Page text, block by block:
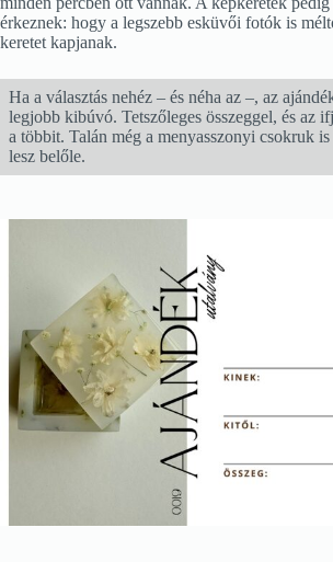
érkeznek: hogy a legszebb esküvői fotók is
keretet kapjanak.
Ha a választás nehéz – és néha az –, az
legjobb kibúvó. Tetszőleges összeggel, és az
a többit. Talán még a menyasszonyi csokruk
lesz belőle.